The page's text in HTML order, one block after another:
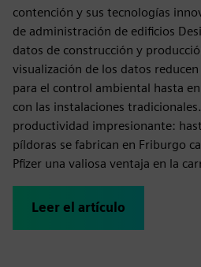
contención y sus tecnologías
de administración de edificios
datos de construcción y
visualización de los datos
para el control ambiental hasta
con las instalaciones
productividad impresionante:
píldoras se fabrican en Friburgo
Pfizer una valiosa ventaja en la
Leer el artículo